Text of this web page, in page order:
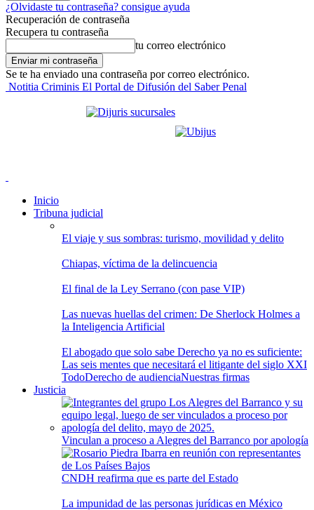
¿Olvidaste tu contraseña? consigue ayuda
Recuperación de contraseña
Recupera tu contraseña
tu correo electrónico
Se te ha enviado una contraseña por correo electrónico.
Notitia Criminis El Portal de Difusión del Saber Penal
Inicio
Tribuna judicial
El viaje y sus sombras: turismo, movilidad y delito
Chiapas, víctima de la delincuencia
El final de la Ley Serrano (con pase VIP)
Las nuevas huellas del crimen: De Sherlock Holmes a
la Inteligencia Artificial
El abogado que solo sabe Derecho ya no es suficiente:
Las seis mentes que necesitará el litigante del siglo XXI
TodoDerecho de audienciaNuestras firmas
Justicia
Vinculan a proceso a Alegres del Barranco por apología
CNDH reafirma que es parte del Estado
La impunidad de las personas jurídicas en México